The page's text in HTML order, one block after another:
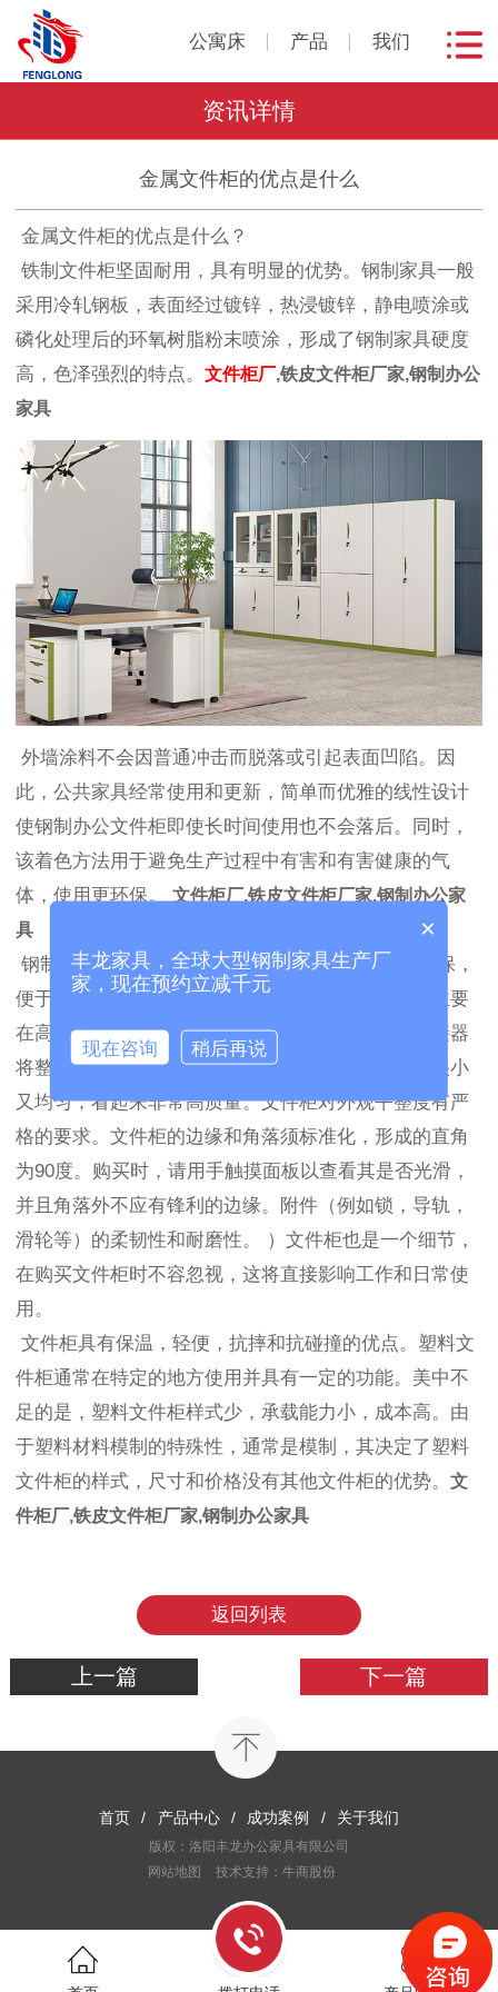
公寓床 产品 我们
资讯详情
金属文件柜的优点是什么
金属文件柜的优点是什么？
铁制文件柜坚固耐用，具有明显的优势。钢制家具一般
采用冷轧钢板，表面经过镀锌，热浸镀锌，静电喷涂或
磷化处理后的环氧树脂粉末喷涂，形成了钢制家具硬度
高，色泽强烈的特点。 文件柜厂,铁皮文件柜厂家,钢制办公
家具
外墙涂料不会因普通冲击而脱落或引起表面凹陷。因
此，公共家具经常使用和更新，简单而优雅的线性设计
使钢制办公文件柜即使长时间使用也不会落后。同时，
该着色方法用于避免生产过程中有害和有害健康的气
体，使用更环保。文件柜厂,铁皮文件柜厂家,钢制办公家
具
钢制文件柜是当前受欢迎的文件柜。钢制文件柜环保，
便于长途运输，主要用于存放长文件。实木文件柜主要
在高密度纤维板外使用环保实木皮革。外部硬件连接器
将整个文件柜拼接起来后，组件就紧密了，空间又很小
又均匀，看起来非常高质量。文件柜对外观平整度有严
格的要求。文件柜的边缘和角落须标准化，形成的直角
为90度。购买时，请用手触摸面板以查看其是否光滑，
并且角落外不应有锋利的边缘。附件（例如锁，导轨，
滑轮等）的柔韧性和耐磨性。 ）文件柜也是一个细节，
在购买文件柜时不容忽视，这将直接影响工作和日常使
用。
文件柜具有保温，轻便，抗摔和抗碰撞的优点。塑料文
件柜通常在特定的地方使用并具有一定的功能。美中不
足的是，塑料文件柜样式少，承载能力小，成本高。由
于塑料材料模制的特殊性，通常是模制，其决定了塑料
文件柜的样式，尺寸和价格没有其他文件柜的优势。 文
件柜厂,铁皮文件柜厂家,钢制办公家具
返回列表
上一篇 下一篇
首页 / 产品中心 / 成功案例 / 关于我们
版权：洛阳丰龙办公家具有限公司
网站地图
技术支持：牛商股份
×
丰龙家具，全球大型钢制家具生产厂
家，现在预约立减千元
现在咨询 稍后再说